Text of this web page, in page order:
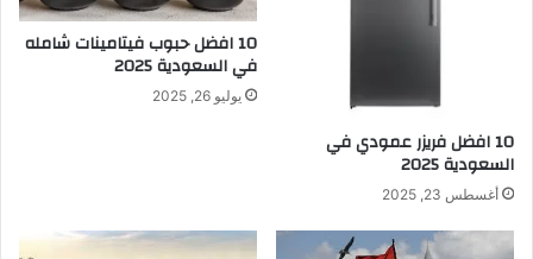
10 افضل فريزر عمودي​ في
السعودية​ 2025
أغسطس 23, 2025
10 افضل حبوب فيتامينات شامله​
في السعودية 2025
يوليو 26, 2025